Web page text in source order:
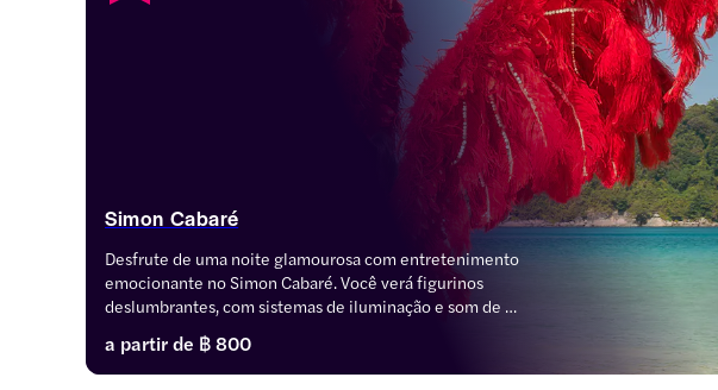
Simon Cabaré
Desfrute de uma noite glamourosa com entretenimento
emocionante no Simon Cabaré. Você verá figurinos
deslumbrantes, com sistemas de iluminação e som de
a partir de ฿ 800